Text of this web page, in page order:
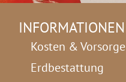
INFORMATIONEN
Kosten & Vorsorge
Erdbestattung